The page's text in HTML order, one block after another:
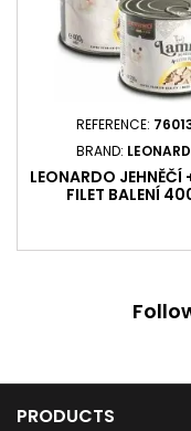
REFERENCE:
BRAND:
LEONARDO JEHNĚČÍ
FILET BALENÍ
PRODUCTS